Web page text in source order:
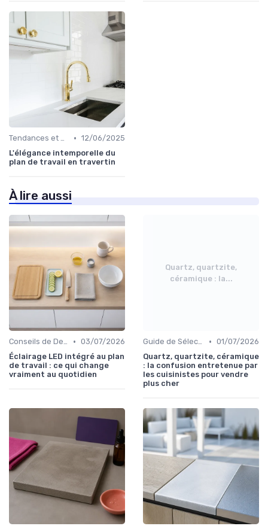
Tendances et Styles • 12/06/2025
L'élégance intemporelle du
plan de travail en travertin
À lire aussi
Conseils de Design • 03/07/2026
Éclairage LED intégré au plan
de travail : ce qui change
vraiment au quotidien
Quartz, quartzite,
céramique : la...
Guide de Sélection • 01/07/2026
Quartz, quartzite, céramique
: la confusion entretenue par
les cuisinistes pour vendre
plus cher